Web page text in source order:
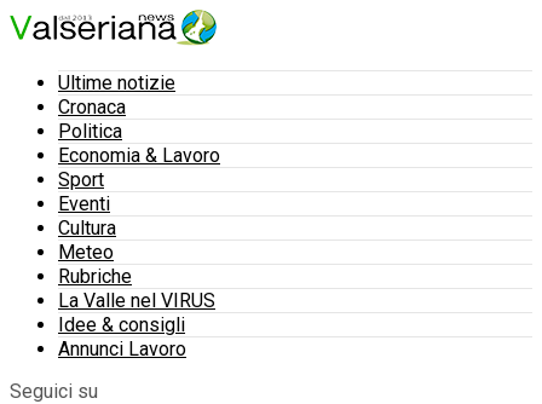
Ultime notizie
Cronaca
Politica
Economia & Lavoro
Sport
Eventi
Cultura
Meteo
Rubriche
La Valle nel VIRUS
Idee & consigli
Annunci Lavoro
Seguici su